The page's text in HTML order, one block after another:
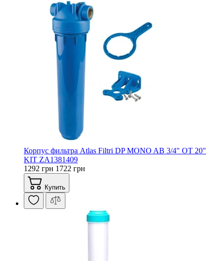
Корпус фильтра Atlas Filtri DP MONO AB 3/4" OT 20"
KIT ZA1381409
1292 грн 1722 грн
Купить